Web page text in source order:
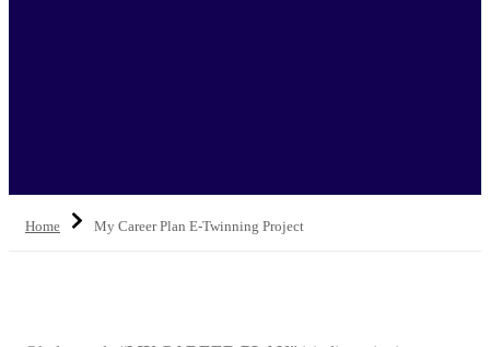
Home My Career Plan E-Twinning Project